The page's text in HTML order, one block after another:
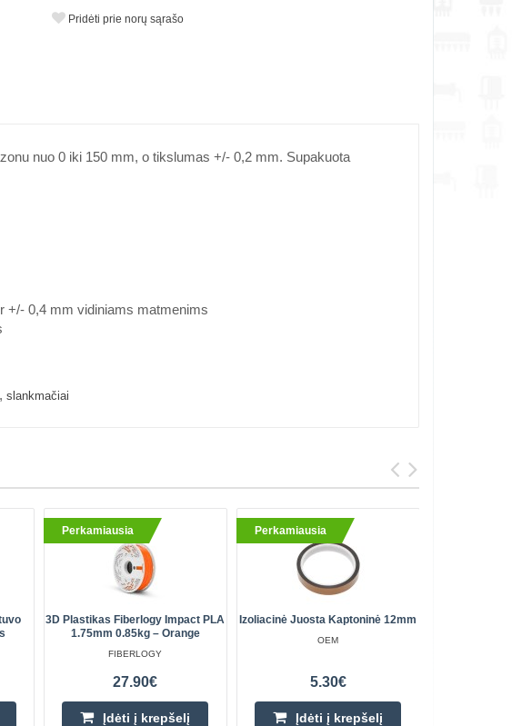
Pridėti prie norų sąrašo
nuo 0 iki 150 mm, o tikslumas +/- 0,2 mm. Supakuota
+/- 0,4 mm vidiniams matmenims
, slankmačiai
Perkamiausia
3D Plastikas Fiberlogy Impact PLA
1.75mm 0.85kg – Orange
FIBERLOGY
27.90€
Įdėti į krepšelį
Perkamiausia
Izoliacinė Juosta Kaptoninė 12mm
OEM
5.30€
Įdėti į krepšelį